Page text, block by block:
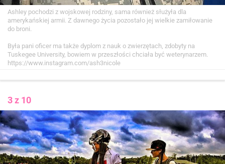
Ashley pochodzi z wojskowej rodziny, sama również służyła dla
amerykańskiej armii. Z dawnego życia pozostało jej wielkie zamiłowanie
do broni.
Była pani oficer ma także dyplom z nauk o zwierzętach, zdobyty na
Tuskegee University, bowiem w przeszłości chciała być weterynarzem.
https://www.instagram.com/ash3nicole
3 z 10